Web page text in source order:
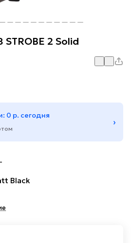
2 Solid
0 р. сегодня
›
Black